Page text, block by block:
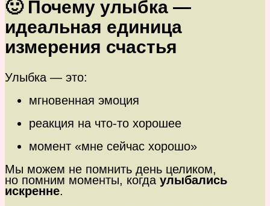
🙂 Почему улыбка —
идеальная единица
измерения счастья
Улыбка — это:
мгновенная эмоция
реакция на что-то хорошее
момент «мне сейчас хорошо»
Мы можем не помнить день целиком,
но помним моменты, когда улыбались
искренне.